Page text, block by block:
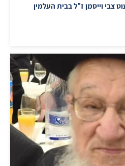
צבי וייסמן ז"ל בבית העלמין